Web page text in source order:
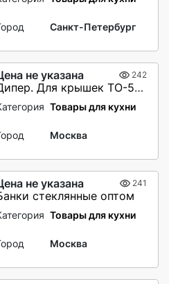
Санкт-Петербург
не указана 242
Дипер. Для крышек ТО-58, ТО-66, ТО-82
Товары для кухни
Москва
не указана 241
стеклянные оптом
Товары для кухни
Москва